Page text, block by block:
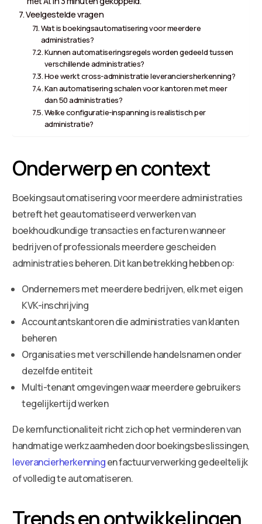
Veelgestelde vragen
Wat is boekingsautomatisering voor meerdere
administraties?
Kunnen automatiseringsregels worden gedeeld tussen
verschillende administraties?
Hoe werkt cross-administratie leveranciersherkenning?
Kan automatisering schalen voor kantoren met meer
dan 50 administraties?
Welke configuratie-inspanning is realistisch per
administratie?
Onderwerp en context
Boekingsautomatisering voor meerdere administraties
betreft het geautomatiseerd verwerken van
boekhoudkundige transacties en facturen wanneer
bedrijven of professionals meerdere gescheiden
administraties beheren. Dit kan betrekking hebben op:
Ondernemers met meerdere bedrijven, elk met eigen
KVK-inschrijving
Accountantskantoren die administraties van klanten
beheren
Organisaties met verschillende handelsnamen onder
dezelfde entiteit
Multi-tenant omgevingen waar meerdere gebruikers
tegelijkertijd werken
De kernfunctionaliteit richt zich op het verminderen van
handmatige werkzaamheden door boekingsbeslissingen,
leverancierherkenningen factuurverwerking gedeeltelijk
of volledig te automatiseren.
Trends en ontwikkelingen